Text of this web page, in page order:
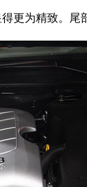
更为精致。尾